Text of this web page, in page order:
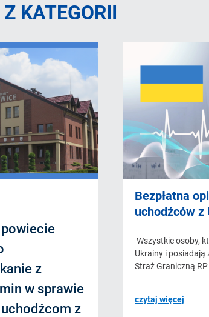
KATEGORII
z
w sprawie
z
Bezpłatna
uchodźców z
Wszystkie osoby,
Ukrainy i
Straż Graniczną
czytaj więcej